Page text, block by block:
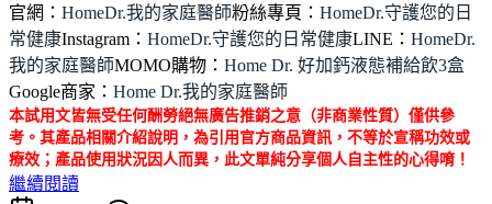
官網： HomeDr.我的家庭醫師粉絲專頁： HomeDr.守護您的日
常健康Instagram： HomeDr.守護您的日常健康LINE： HomeDr.
我的家庭醫師MOMO購物： Home Dr. 好加鈣液態補給飲3盒
Google商家： Home Dr.我的家庭醫師
本試用文皆無受任何酬勞絕無廣告推銷之意（非商業性質）僅供參
考。其產品相關介紹說明，為引用官方商品資訊，不等於宣稱功效或
療效；產品使用狀況因人而異，此文單純分享個人自主性的心得唷！
繼續閱讀